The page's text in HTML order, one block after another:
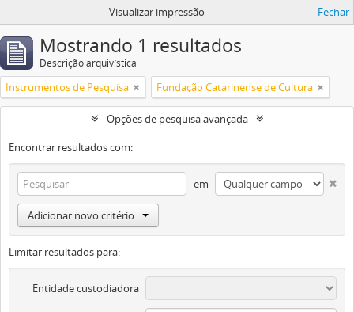
Visualizar impressão Fechar
Mostrando 1 resultados
Descrição arquivística
Instrumentos de Pesquisa Fundação Catarinense de Cultura
Opções de pesquisa avançada
Encontrar resultados com:
em
Adicionar novo critério
Limitar resultados para:
Entidade custodiadora